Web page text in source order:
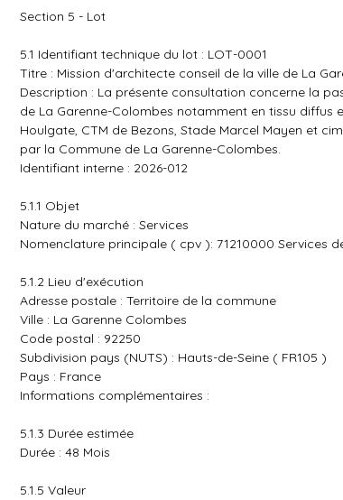
Section 5 - Lot
5.1 Identifiant technique du lot : LOT-0001
Titre : Mission d'architecte conseil de la ville de La
Description : La présente consultation concerne la
de La Garenne-Colombes notamment en tissu
Houlgate, CTM de Bezons, Stade Marcel Mayen et
par la Commune de La Garenne-Colombes.
Identifiant interne : 2026-012
5.1.1 Objet
Nature du marché : Services
Nomenclature principale ( cpv ): 71210000 Services
5.1.2 Lieu d'exécution
Adresse postale : Territoire de la commune
Ville : La Garenne Colombes
Code postal : 92250
Subdivision pays (NUTS) : Hauts-de-Seine ( FR105 )
Pays : France
Informations complémentaires :
5.1.3 Durée estimée
Durée : 48 Mois
5.1.5 Valeur